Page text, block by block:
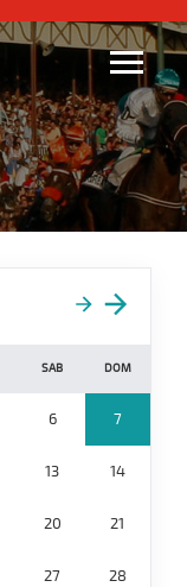
SAB DOM
6 7
13 14
20 21
27 28